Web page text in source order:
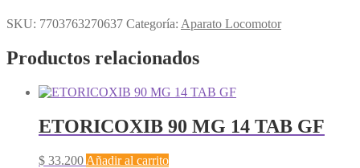
SKU: 7703763270637 Categoría: Aparato Locomotor
Productos relacionados
ETORICOXIB 90 MG 14 TAB GF
$ 33.200 Añadir al carrito